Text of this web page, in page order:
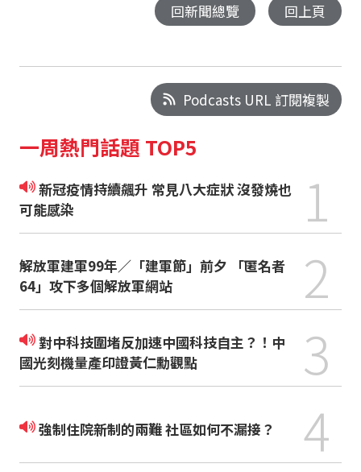
回新聞總覽 回上頁
Podcasts URL 訂閱複製
一周熱門話題 TOP5
新冠疫情持續飆升 常見八大症狀 沒發燒也
可能感染
1
解放軍建軍99年／「建軍節」前夕 「匿名者
64」攻下多個解放軍網站
2
對中科技圍堵反加速中國科技自主？！中
國光刻機量產印證黃仁勳觀點
3
強制住院新制的兩難 社區如何不漏接？ 4